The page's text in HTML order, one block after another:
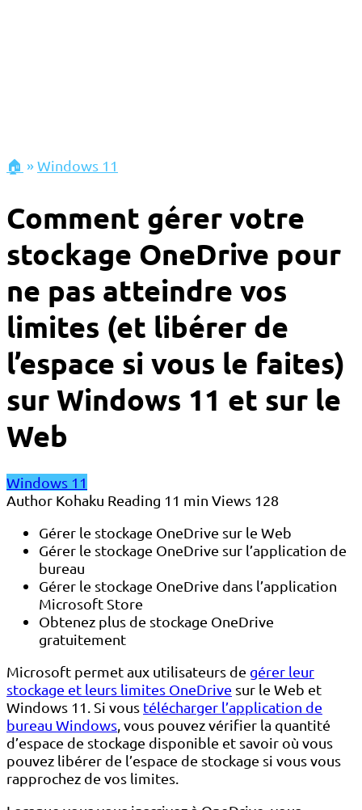
🏠 »Windows 11
Comment gérer votre
stockage OneDrive pour
ne pas atteindre vos
limites (et libérer de
l’espace si vous le faites)
sur Windows 11 et sur le
Web
Windows 11
Author Kohaku Reading 11 min Views 128
Gérer le stockage OneDrive sur le Web
Gérer le stockage OneDrive sur l’application de
bureau
Gérer le stockage OneDrive dans l’application
Microsoft Store
Obtenez plus de stockage OneDrive
gratuitement
Microsoft permet aux utilisateurs de gérer leur
stockage et leurs limites OneDrive sur le Web et
Windows 11. Si vous télécharger l’application de
bureau Windows, vous pouvez vérifier la quantité
d’espace de stockage disponible et savoir où vous
pouvez libérer de l’espace de stockage si vous vous
rapprochez de vos limites.